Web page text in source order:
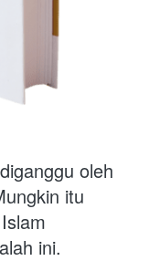
oleh
itu
ini.